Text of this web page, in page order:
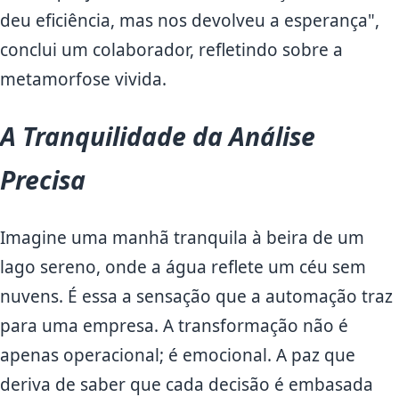
deu eficiência, mas nos devolveu a esperança",
conclui um colaborador, refletindo sobre a
metamorfose vivida.
A Tranquilidade da Análise
Precisa
Imagine uma manhã tranquila à beira de um
lago sereno, onde a água reflete um céu sem
nuvens. É essa a sensação que a automação traz
para uma empresa. A transformação não é
apenas operacional; é emocional. A paz que
deriva de saber que cada decisão é embasada